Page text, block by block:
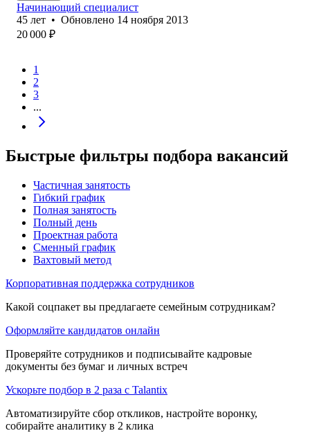
Начинающий специалист
45 лет • Обновлено 14 ноября 2013
20 000 ₽
1
2
3
...
Быстрые фильтры подбора вакансий
Частичная занятость
Гибкий график
Полная занятость
Полный день
Проектная работа
Сменный график
Вахтовый метод
Корпоративная поддержка сотрудников
Какой соцпакет вы предлагаете семейным сотрудникам?
Оформляйте кандидатов онлайн
Проверяйте сотрудников и подписывайте кадровые
документы без бумаг и личных встреч
Ускорьте подбор в 2 раза с Talantix
Автоматизируйте сбор откликов, настройте воронку,
собирайте аналитику в 2 клика